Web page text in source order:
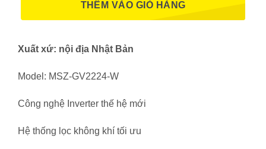
THÊM VÀO GIỎ HÀNG
Xuất xứ: nội địa Nhật Bản
Model: MSZ-GV2224-W
Công nghệ Inverter thế hệ mới
Hệ thống lọc không khí tối ưu